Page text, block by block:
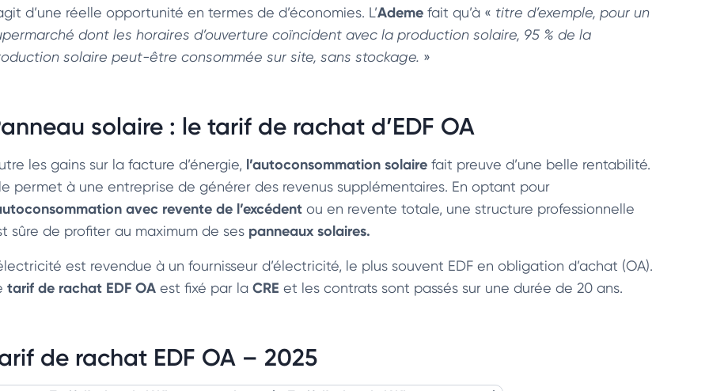
d’une réelle opportunité en termes de d’économies. L’Ademe fait qu’à « titre d’exemple, pour un
dont les horaires d’ouverture coïncident avec la production solaire, 95 % de la
solaire peut-être consommée sur site, sans stockage. »
solaire : le tarif de rachat d’EDF OA
les gains sur la facture d’énergie, l’autoconsommation solaire fait preuve d’une belle rentabilité.
permet à une entreprise de générer des revenus supplémentaires. En optant pour
avec revente de l’excédent ou en revente totale, une structure professionnelle
sûre de profiter au maximum de ses panneaux solaires.
est revendue à un fournisseur d’électricité, le plus souvent EDF en obligation d’achat (OA).
tarif de rachat EDF OA est fixé par la CRE et les contrats sont passés sur une durée de 20 ans.
de rachat EDF OA – 2025